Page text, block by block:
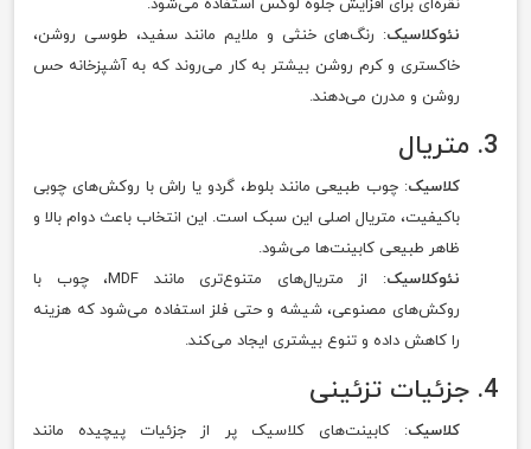
نقره‌ای برای افزایش جلوه لوکس استفاده می‌شود.
نئوکلاسیک: رنگ‌های خنثی و ملایم مانند سفید، طوسی روشن،
خاکستری و کرم روشن بیشتر به کار می‌روند که به آشپزخانه حس
روشن و مدرن می‌دهند.
3. متریال
کلاسیک: چوب طبیعی مانند بلوط، گردو یا راش با روکش‌های چوبی
باکیفیت، متریال اصلی این سبک است. این انتخاب باعث دوام بالا و
ظاهر طبیعی کابینت‌ها می‌شود.
نئوکلاسیک
: از متریال‌های متنوع‌تری مانند MDF، چوب با
روکش‌های مصنوعی، شیشه و حتی فلز استفاده می‌شود که هزینه
را کاهش داده و تنوع بیشتری ایجاد می‌کند.
4. جزئیات تزئینی
کلاسیک: کابینت‌های کلاسیک پر از جزئیات پیچیده مانند